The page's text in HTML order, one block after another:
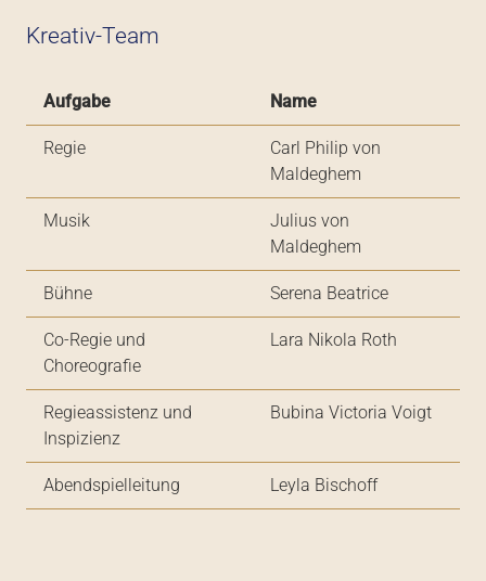
Kreativ-Team
Aufgabe Name
Regie
Carl Philip von
Maldeghem
Musik
Julius von
Maldeghem
Bühne Serena Beatrice
Co-Regie und
Choreografie
Lara Nikola Roth
Regieassistenz und
Inspizienz
Bubina Victoria Voigt
Abendspielleitung Leyla Bischoff